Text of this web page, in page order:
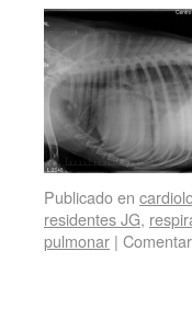
Publicado en
residentes JG,
pulmonar |